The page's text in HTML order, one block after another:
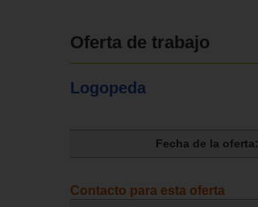
Oferta de trabajo
Logopeda
Fecha de la oferta:
Contacto para esta oferta